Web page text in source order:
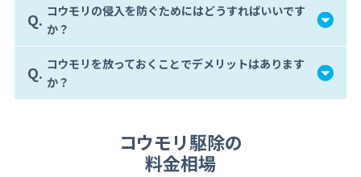
Q. コウモリの侵入を防ぐためにはどうすればいいです
か？
Q. コウモリを放っておくことでデメリットはあります
か？
コウモリ駆除の
料金相場